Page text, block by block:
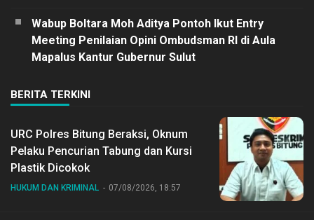
Wabup Boltara Moh Aditya Pontoh Ikut Entry
Meeting Penilaian Opini Ombudsman RI di Aula
Mapalus Kantur Gubernur Sulut
BERITA TERKINI
URC Polres Bitung Beraksi, Oknum
Pelaku Pencurian Tabung dan Kursi
Plastik Dicokok
HUKUM DAN KRIMINAL 07/08/2026, 18:57